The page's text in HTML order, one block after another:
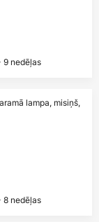
9 nedēļas
lampa, misiņš,
8 nedēļas